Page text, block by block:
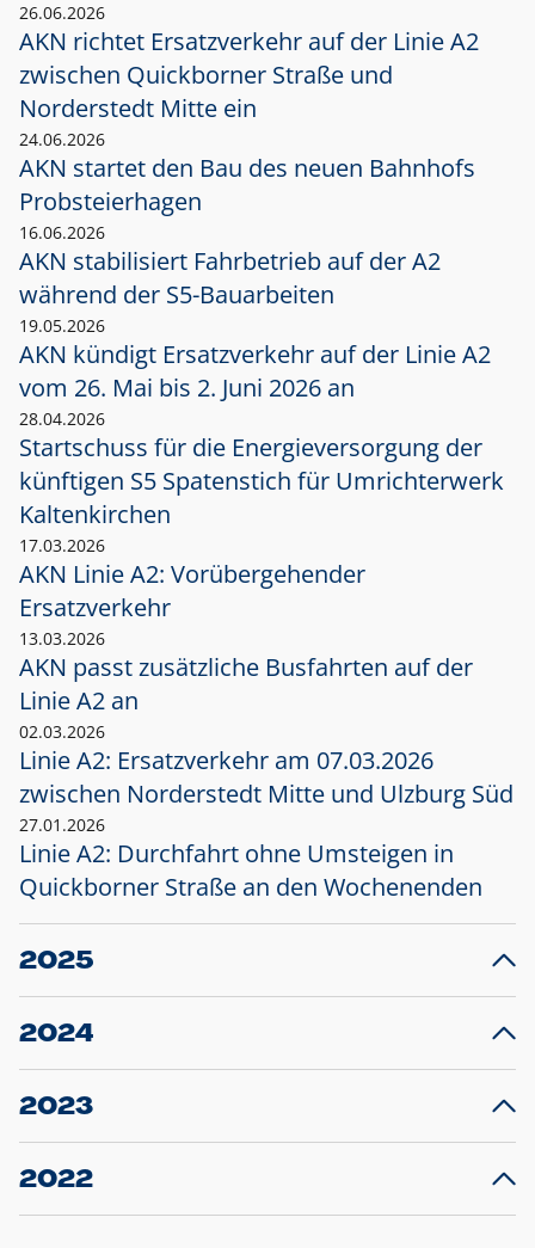
26.06.2026
AKN richtet Ersatzverkehr auf der Linie A2
zwischen Quickborner Straße und
Norderstedt Mitte ein
24.06.2026
AKN startet den Bau des neuen Bahnhofs
Probsteierhagen
16.06.2026
AKN stabilisiert Fahrbetrieb auf der A2
während der S5-Bauarbeiten
19.05.2026
AKN kündigt Ersatzverkehr auf der Linie A2
vom 26. Mai bis 2. Juni 2026 an
28.04.2026
Startschuss für die Energieversorgung der
künftigen S5 Spatenstich für Umrichterwerk
Kaltenkirchen
17.03.2026
AKN Linie A2: Vorübergehender
Ersatzverkehr
13.03.2026
AKN passt zusätzliche Busfahrten auf der
Linie A2 an
02.03.2026
Linie A2: Ersatzverkehr am 07.03.2026
zwischen Norderstedt Mitte und Ulzburg Süd
27.01.2026
Linie A2: Durchfahrt ohne Umsteigen in
Quickborner Straße an den Wochenenden
2025
23.12.2025
Projekt S5: Start der Bauarbeiten am
2024
10.12.2024
Großprojekt S5: Sperrung der Bahnstraße in
2023
20.12.2023
Schleswig-Holstein verlängert den
2022
22.12.2022